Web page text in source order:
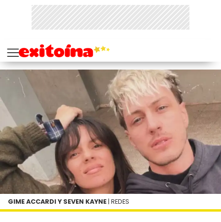
GIME ACCARDI Y SEVEN KAYNE | REDES